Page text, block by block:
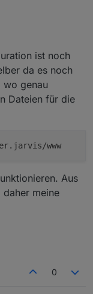
leer)
ist noch
da es noch
wo genau
Dateien für die
www
Aus
daher meine
0